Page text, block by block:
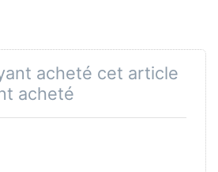
acheté cet article
acheté